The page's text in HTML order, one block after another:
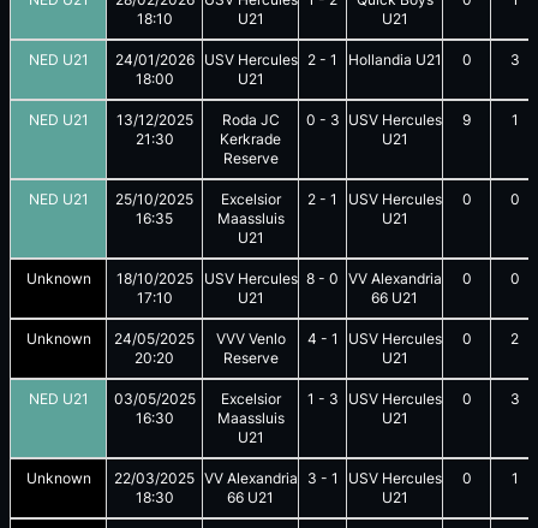
18:10
U21
U21
NED U21
24/01/2026
18:00
USV Hercules
U21
2 - 1 Hollandia U21 0 3
NED U21
13/12/2025
21:30
Roda JC
Kerkrade
Reserve
0 - 3 USV Hercules
U21
9 1
NED U21
25/10/2025
16:35
Excelsior
Maassluis
U21
2 - 1
USV Hercules
U21
0 0
Unknown
18/10/2025
17:10
USV Hercules
U21
8 - 0 VV Alexandria
66 U21
0 0
Unknown
24/05/2025
20:20
VVV Venlo
Reserve
4 - 1
USV Hercules
U21
0 2
NED U21
03/05/2025
16:30
Excelsior
Maassluis
U21
1 - 3
USV Hercules
U21
0 3
Unknown
22/03/2025
18:30
VV Alexandria
66 U21
3 - 1
USV Hercules
U21
0 1